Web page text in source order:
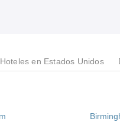
Hoteles en Estados Unidos